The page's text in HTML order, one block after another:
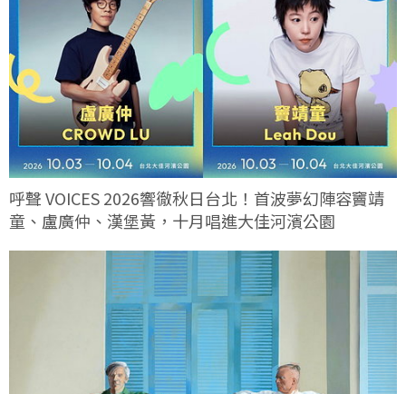
呼聲 VOICES 2026響徹秋日台北！首波夢幻陣容竇靖
童、盧廣仲、漢堡黃，十月唱進大佳河濱公園